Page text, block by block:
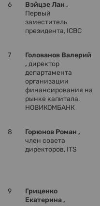
6
Вэйцзе Лан ,
Первый
заместитель
президента, ICBC
7
Голованов Валерий
, директор
департамента
организации
финансирования на
рынке капитала,
НОВИКОМБАНК
8
Горюнов Роман ,
член совета
директоров, ITS
9
Гриценко
Екатерина ,